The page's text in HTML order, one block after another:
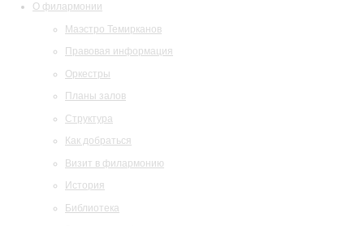
О филармонии
Маэстро Темирканов
Правовая информация
Оркестры
Планы залов
Структура
Как добраться
Визит в филармонию
История
Библиотека